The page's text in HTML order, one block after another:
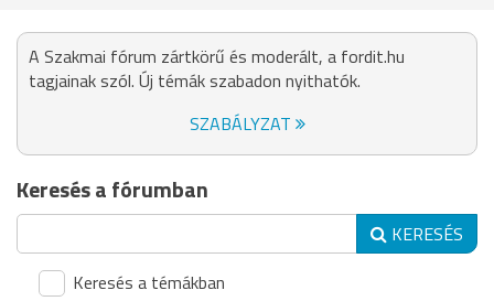
A Szakmai fórum zártkörű és moderált, a fordit.hu
tagjainak szól. Új témák szabadon nyithatók.
SZABÁLYZAT
Keresés a fórumban
KERESÉS
Keresés a témákban